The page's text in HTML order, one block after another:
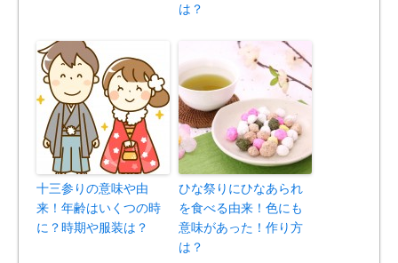
は？
十三参りの意味や由
来！年齢はいくつの時
に？時期や服装は？
ひな祭りにひなあられ
を食べる由来！色にも
意味があった！作り方
は？